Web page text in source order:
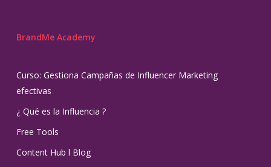
BrandMe Academy
Curso: Gestiona Campañas de Influencer Marketing
efectivas
¿ Qué es la Influencia ?
Free Tools
Content Hub l Blog